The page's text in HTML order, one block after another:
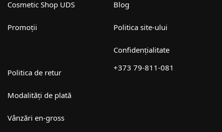
Cosmetic Shop UDS
Promoții
Blog
Politica site-ului
Confidențialitate
Politica de retur
Modalități de plată
Vânzări en-gross
+373 79-811-081